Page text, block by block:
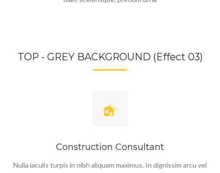
TOP - GREY BACKGROUND (Effect 03)
Construction Consultant
Nulla iaculis turpis in nibh aliquam maximus. In dignissim arcu vel